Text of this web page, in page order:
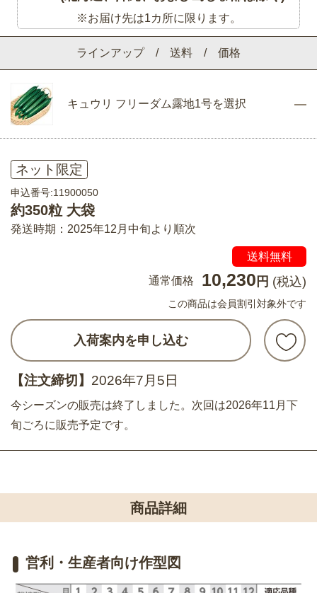
ラインアップ / 送料 / 価格
キュウリ フリーダム露地1号を選択
ネット限定
申込番号:11900050
約350粒 大袋
発送時期：2025年12月中旬より順次
送料無料
通常価格 10,230 円 (税込)
この商品は会員割引対象外です
入荷案内を申し込む
【注文締切】 2026年7月5日
今シーズンの販売は終了しました。次回は2026年11月下
旬ごろに販売予定です。
※お届け先は1カ所に限ります。
商品詳細
営利・生産者向け作型図